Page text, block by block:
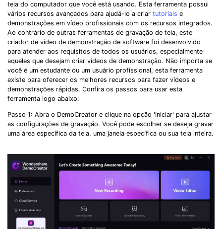
tela do computador que você está usando. Esta ferramenta possui
vários recursos avançados para ajudá-lo a criar tutoriais e
demonstrações em vídeo profissionais com os recursos integrados.
Ao contrário de outras ferramentas de gravação de tela, este
criador de vídeo de demonstração de software foi desenvolvido
para atender aos requisitos de todos os usuários, especialmente
aqueles que desejam criar vídeos de demonstração. Não importa se
você é um estudante ou um usuário profissional, esta ferramenta
existe para oferecer os melhores recursos para fazer vídeos e
demonstrações rápidas. Confira os passos para usar esta
ferramenta logo abaixo:
Passo 1: Abra o DemoCreator e clique na opção 'Iniciar' para ajustar
as configurações de gravação. Você pode escolher se deseja gravar
uma área específica da tela, uma janela específica ou sua tela inteira.